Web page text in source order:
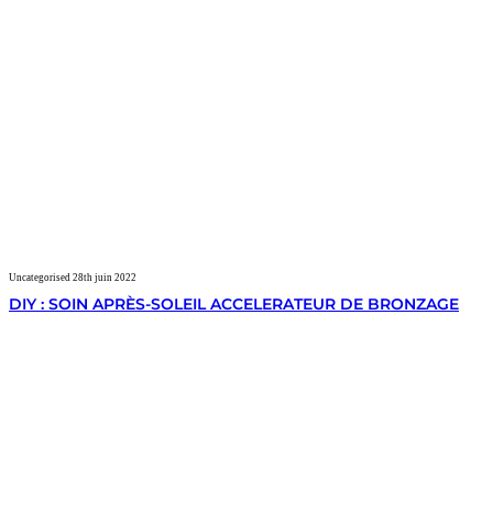
Uncategorised 28th juin 2022
DIY : SOIN APRÈS-SOLEIL ACCELERATEUR DE BRONZAGE